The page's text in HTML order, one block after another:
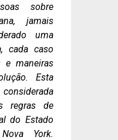
sobre
jamais
uma
cada caso
e maneiras
Esta
regras de
do Estado
York.